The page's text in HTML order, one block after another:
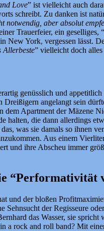
Love” ist vielleicht auch
schreibt. Zu danken ist
notwendig, aber absolut
Trauerfeier, ein geselliges,
New York, vergessen lässt.
Allerbeste” vielleicht doch
genüsslich und
angelangt sein
dem Apartment der Mäzene
halten, die dann allerdings
was sie damals so ihnen
Aus einem
und ihre Abscheu immer
“Performativität
und der bloßen
der Regisseure
das Wasser, sie spricht
a rock and roll band? Mit